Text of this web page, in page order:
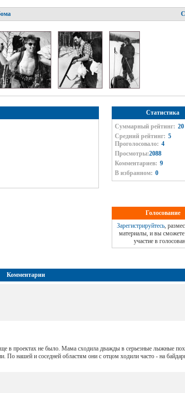
Статистика
Суммарный рейтинг: 20
Средний рейтинг: 5
Проголосовало: 4
Просмотры:2088
Комментариев: 9
В избранном: 0
Голосование
Зарегистрируйтесь,
материалы, и вы сможете
участие в
Комментарии
в проектах не было. Мама сходила дважды в серьезные лыжные
нашей и соседней областям они с отцом ходили часто - на